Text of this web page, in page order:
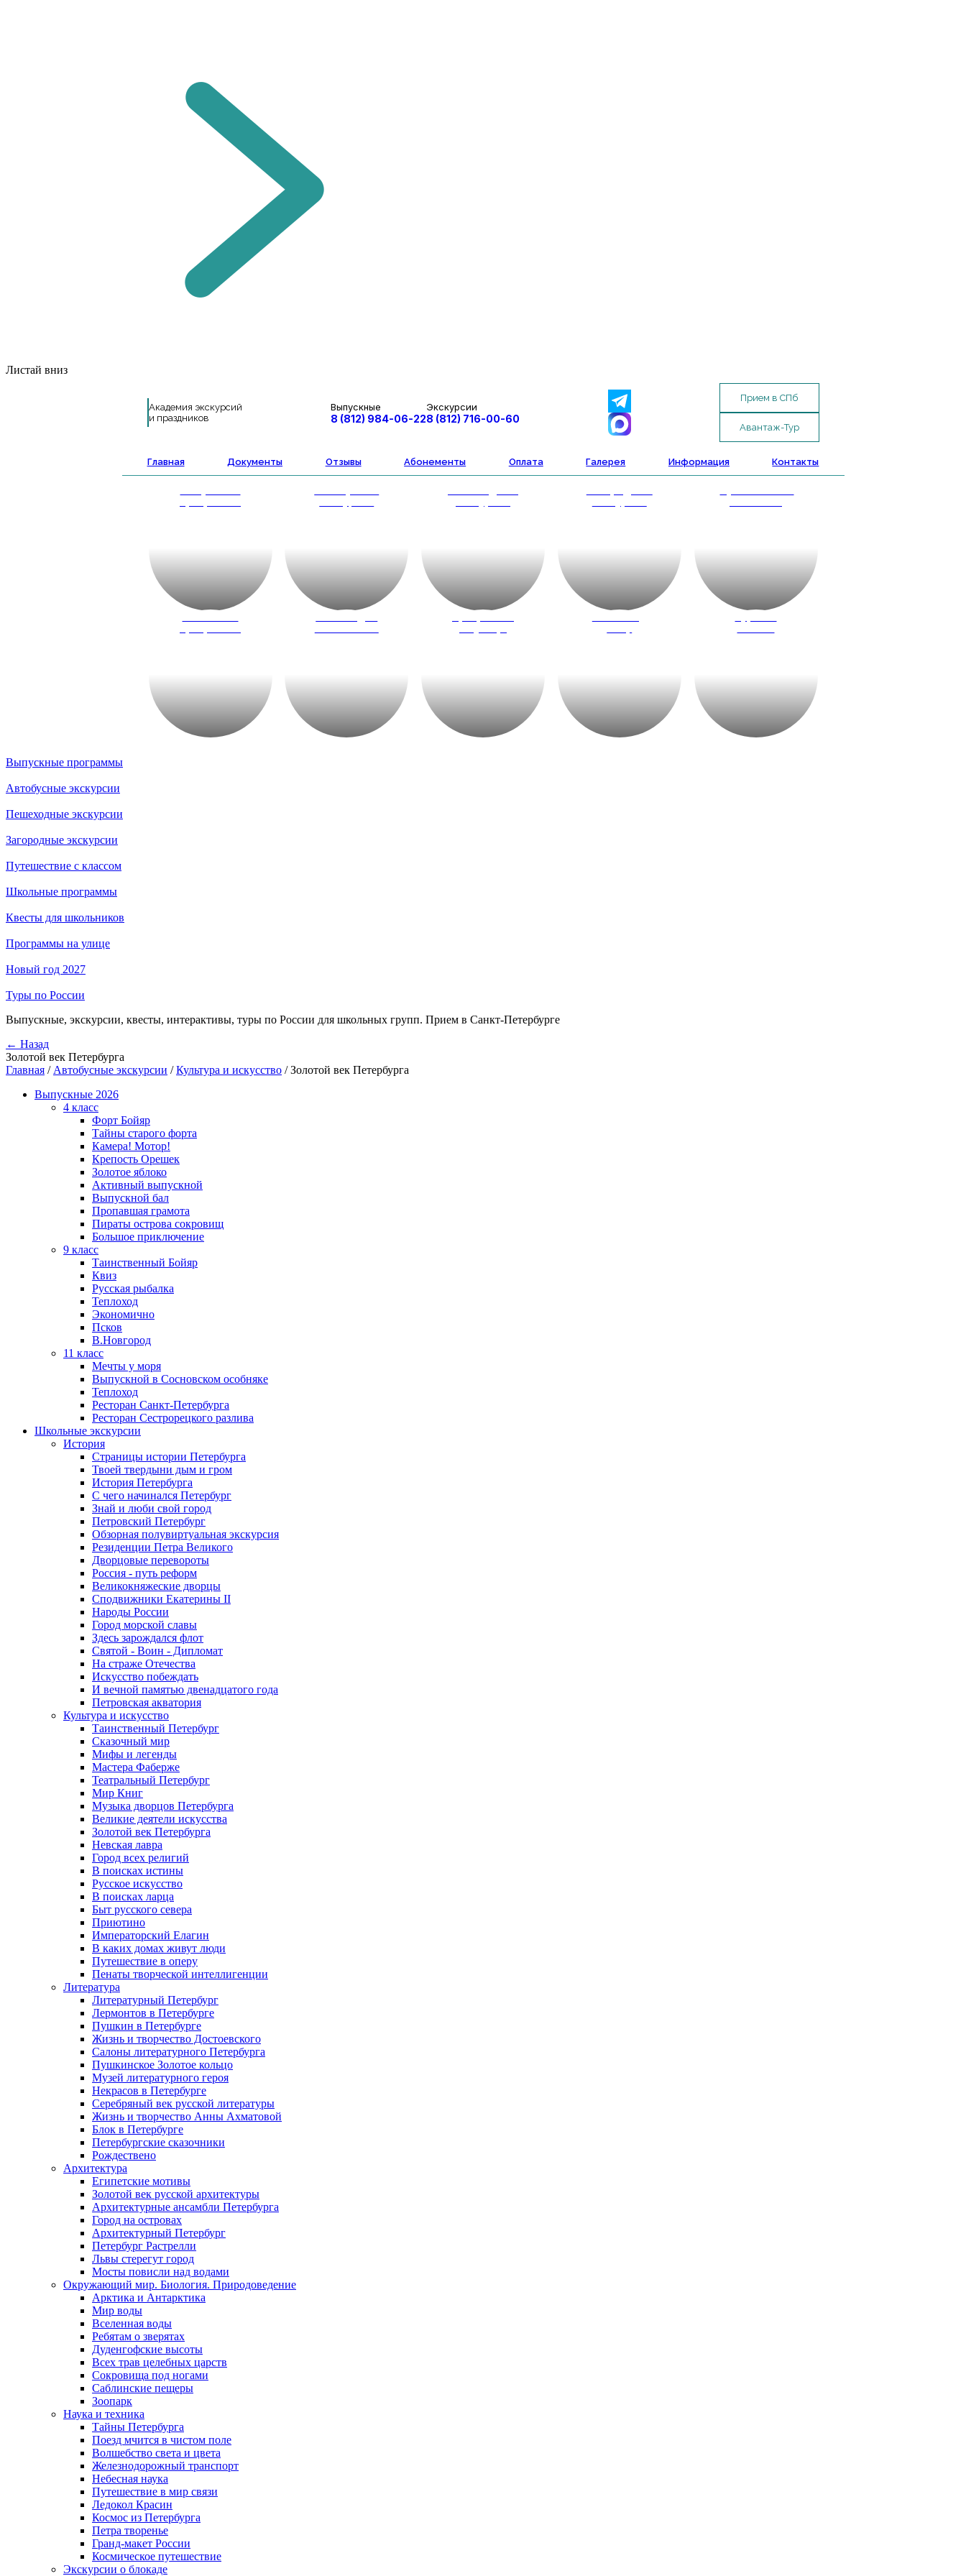
Листай вниз
Академия экскурсий
и праздников
Выпускные
8 (812) 984-06-22
Экскурсии
8 (812) 716-00-60
Прием в СПб
Авантаж-Тур
Главная Документы Отзывы Абонементы Оплата Галерея Информация Контакты
Выпускные программы
Автобусные экскурсии
Пешеходные экскурсии
Загородные экскурсии
Путешествие с классом
Школьные программы
Квесты для школьников
Программы на улице
Новый год 2027
Туры по России
Выпускные, экскурсии, квесты, интерактивы, туры по России для школьных групп. Прием в Санкт-Петербурге
← Назад
Золотой век Петербурга
Главная / Автобусные экскурсии / Культура и искусство / Золотой век Петербурга
Выпускные 2026
4 класс
Форт Бойяр
Тайны старого форта
Камера! Мотор!
Крепость Орешек
Золотое яблоко
Активный выпускной
Выпускной бал
Пропавшая грамота
Пираты острова сокровищ
Большое приключение
9 класс
Таинственный Бойяр
Квиз
Русская рыбалка
Теплоход
Экономично
Псков
В.Новгород
11 класс
Мечты у моря
Выпускной в Сосновском особняке
Теплоход
Ресторан Санкт-Петербурга
Ресторан Сестрорецкого разлива
Школьные экскурсии
История
Страницы истории Петербурга
Твоей твердыни дым и гром
История Петербурга
С чего начинался Петербург
Знай и люби свой город
Петровский Петербург
Обзорная полувиртуальная экскурсия
Резиденции Петра Великого
Дворцовые перевороты
Россия - путь реформ
Великокняжеские дворцы
Сподвижники Екатерины II
Народы России
Город морской славы
Здесь зарождался флот
Святой - Воин - Дипломат
На страже Отечества
Искусство побеждать
И вечной памятью двенадцатого года
Петровская акватория
Культура и искусство
Таинственный Петербург
Сказочный мир
Мифы и легенды
Мастера Фаберже
Театральный Петербург
Мир Книг
Музыка дворцов Петербурга
Великие деятели искусства
Золотой век Петербурга
Невская лавра
Город всех религий
В поисках истины
Русское искусство
В поисках ларца
Быт русского севера
Приютино
Императорский Елагин
В каких домах живут люди
Путешествие в оперу
Пенаты творческой интеллигенции
Литература
Литературный Петербург
Лермонтов в Петербурге
Пушкин в Петербурге
Жизнь и творчество Достоевского
Салоны литературного Петербурга
Пушкинское Золотое кольцо
Музей литературного героя
Некрасов в Петербурге
Серебряный век русской литературы
Жизнь и творчество Анны Ахматовой
Блок в Петербурге
Петербургские сказочники
Рождествено
Архитектура
Египетские мотивы
Золотой век русской архитектуры
Архитектурные ансамбли Петербурга
Город на островах
Архитектурный Петербург
Петербург Растрелли
Львы стерегут город
Мосты повисли над водами
Окружающий мир. Биология. Природоведение
Арктика и Антарктика
Мир воды
Вселенная воды
Ребятам о зверятах
Дуденгофские высоты
Всех трав целебных царств
Сокровища под ногами
Саблинские пещеры
Зоопарк
Наука и техника
Тайны Петербурга
Поезд мчится в чистом поле
Волшебство света и цвета
Железнодорожный транспорт
Небесная наука
Путешествие в мир связи
Ледокол Красин
Космос из Петербурга
Петра творенье
Гранд-макет России
Космическое путешествие
Экскурсии о блокаде